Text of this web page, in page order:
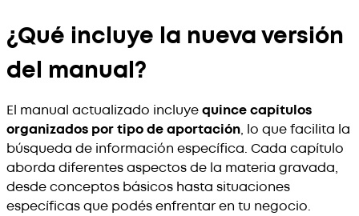
¿Qué incluye la nueva versión
del manual?
El manual actualizado incluyequince capítulos
organizados por tipo de aportación, lo que facilita la
búsqueda de información específica. Cada capítulo
aborda diferentes aspectos de la materia gravada,
desde conceptos básicos hasta situaciones
específicas que podés enfrentar en tu negocio.